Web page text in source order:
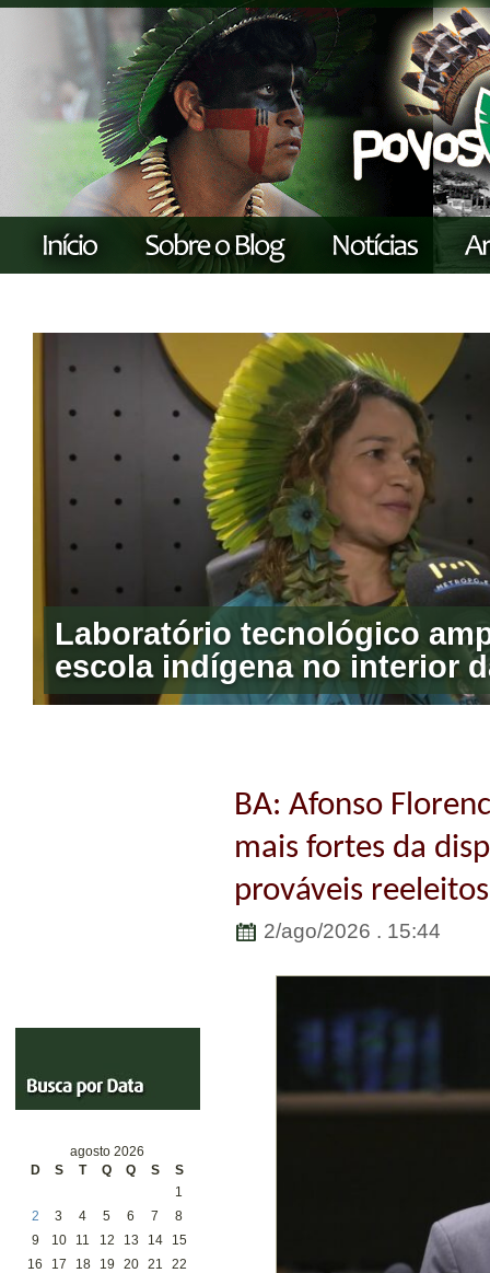
Laboratório tecnológico
agosto 2026
D
S T Q Q S S
1
2
3 4 5 6 7
8
9
10 11 12 13 14
15
16
17 18 19 20 21
22
BA: Afonso
mais fortes da
prováveis
2/ago/2026 . 15:44